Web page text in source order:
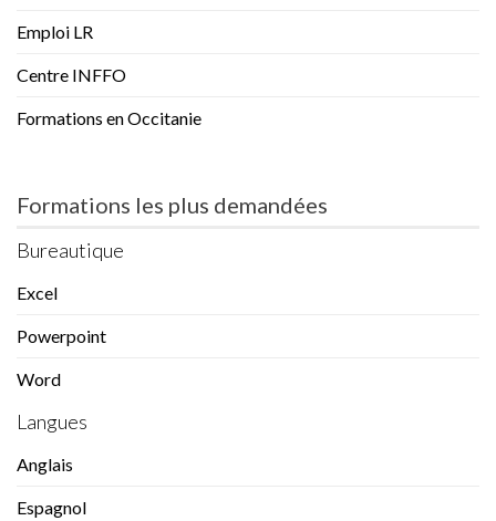
Emploi LR
Centre INFFO
Formations en Occitanie
Formations les plus demandées
Bureautique
Excel
Powerpoint
Word
Langues
Anglais
Espagnol